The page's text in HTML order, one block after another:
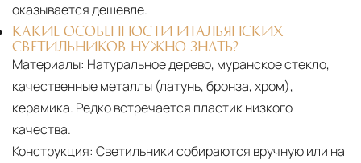
оказывается дешевле.
КАКИЕ ОСОБЕННОСТИ ИТАЛЬЯНСКИХ
СВЕТИЛЬНИКОВ НУЖНО ЗНАТЬ?
Материалы: Натуральное дерево, муранское стекло,
качественные металлы (латунь, бронза, хром),
керамика. Редко встречается пластик низкого
качества.
Конструкция: Светильники собираются вручную или на